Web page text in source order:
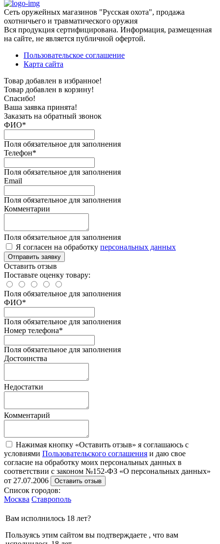
Сеть оружейных магазинов "Русская охота", продажа
охотничьего и травматического оружия
Вся продукция сертифицирована. Информация, размещенная
на сайте, не является публичной офертой.
Пользовательское соглашение
Карта сайта
Товар добавлен в избранное!
Товар добавлен в корзину!
Спасибо!
Ваша заявка принята!
Заказать на обратный звонок
ФИО*
Поля обязательное для заполнения
Телефон*
Поля обязательное для заполнения
Email
Поля обязательное для заполнения
Комментарии
Поля обязательное для заполнения
Я согласен на обработку персональных данных
Отправить заявку
Оставить отзыв
Поставьте оценку товару:
Поля обязательное для заполнения
ФИО*
Поля обязательное для заполнения
Номер телефона*
Поля обязательное для заполнения
Достоинства
Недостатки
Комментарий
Нажимая кнопку «Оставить отзыв» я соглашаюсь с
условиями Пользовательского соглашения и даю свое
согласие на обработку моих персональных данных в
соответствии с законом №152-ФЗ «О персональных данных»
от 27.07.2006
Оставить отзыв
Список городов:
Москва Ставрополь
Вам исполнилось 18 лет?
Пользуясь этим сайтом вы подтверждаете , что вам